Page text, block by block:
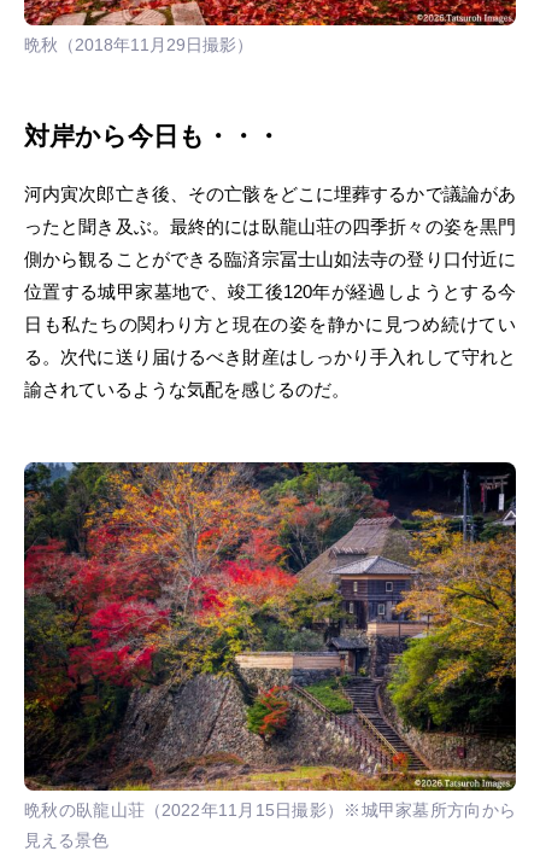
晩秋（2018年11月29日撮影）
対岸から今日も・・・
河内寅次郎亡き後、その亡骸をどこに埋葬するかで議論があ
ったと聞き及ぶ。最終的には臥龍山荘の四季折々の姿を黒門
側から観ることができる臨済宗冨士山如法寺の登り口付近に
位置する城甲家墓地で、竣工後120年が経過しようとする今
日も私たちの関わり方と現在の姿を静かに見つめ続けてい
る。次代に送り届けるべき財産はしっかり手入れして守れと
諭されているような気配を感じるのだ。
晩秋の臥龍山荘（2022年11月15日撮影）※城甲家墓所方向から
見える景色